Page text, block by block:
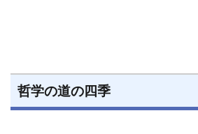
哲学の道の四季